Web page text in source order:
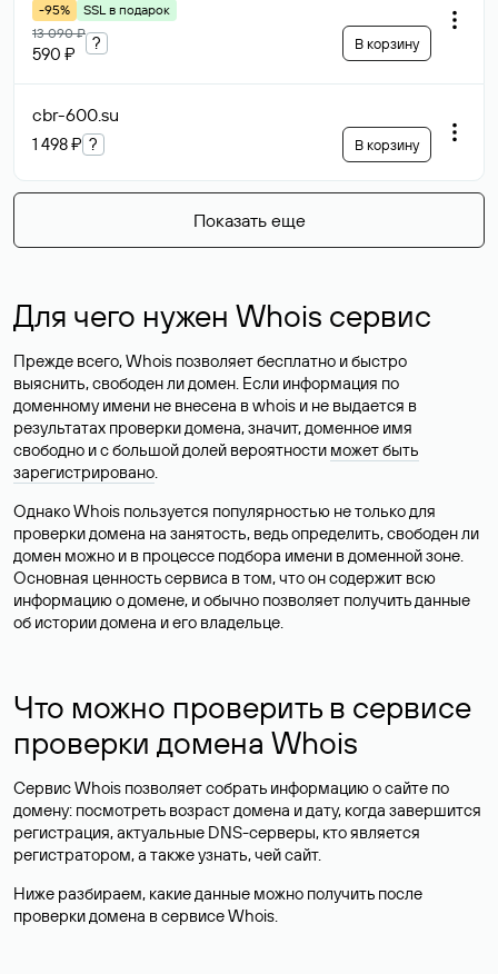
-95%
SSL в подарок
13 090 ₽
590 ₽
? В корзину
cbr-600.su
1 498 ₽ ? В корзину
Показать еще
Для чего нужен Whois сервис
Прежде всего, Whois позволяет бесплатно и быстро
выяснить, свободен ли домен. Если информация по
доменному имени не внесена в whois и не выдается в
результатах проверки домена, значит, доменное имя
свободно и с большой долей вероятности может быть
зарегистрировано.
Однако Whois пользуется популярностью не только для
проверки домена на занятость, ведь определить, свободен ли
домен можно и в процессе подбора имени в доменной зоне.
Основная ценность сервиса в том, что он содержит всю
информацию о домене, и обычно позволяет получить данные
об истории домена и его владельце.
Что можно проверить в сервисе
проверки домена Whois
Сервис Whois позволяет собрать информацию о сайте по
домену: посмотреть возраст домена и дату, когда завершится
регистрация, актуальные DNS-серверы, кто является
регистратором, а также узнать, чей сайт.
Ниже разбираем, какие данные можно получить после
проверки домена в сервисе Whois.